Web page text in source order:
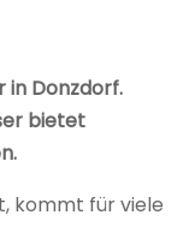
in Donzdorf.
bietet
kommt für viele